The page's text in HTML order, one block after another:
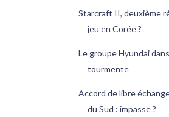
Starcraft II, deuxième
jeu en Corée ?
Le groupe Hyundai
tourmente
Accord de libre
du Sud : impasse ?